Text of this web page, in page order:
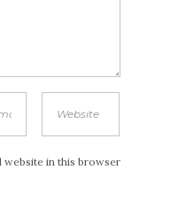
website in this browser